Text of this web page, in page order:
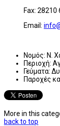
Fax: 28210
Email:
Νομός: Ν.
Περιοχή:
Γεύματα:
Παροχές
More in this
back to top